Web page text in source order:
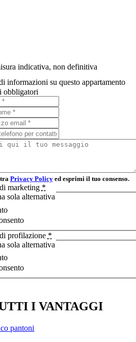
indicativa, non definitiva
informazioni su questo appartamento
obbligatori
Privacy Policyed esprimi il tuo consenso.
marketing *
sola alternativa
profilazione *
sola alternativa
I VANTAGGI